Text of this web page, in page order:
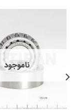
ناموجود